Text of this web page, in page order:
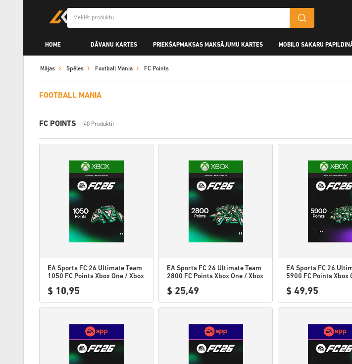
HOME DĀVANU KARTES PRIEKŠAPMAKSAS MAKSĀJUMU KARTES MOBILO SAKARU
Mājas Spēles Football Mania FC Points
FOOTBALL MANIA
FC POINTS (40 Produkti)
EA Sports FC 26 Ultimate Team
1050 FC Points Xbox One / Xbox
$ 10,95
EA Sports FC 26 Ultimate Team
2800 FC Points Xbox One / Xbox
$ 25,49
EA Sports FC 26
5900 FC Points Xbox
$ 49,95